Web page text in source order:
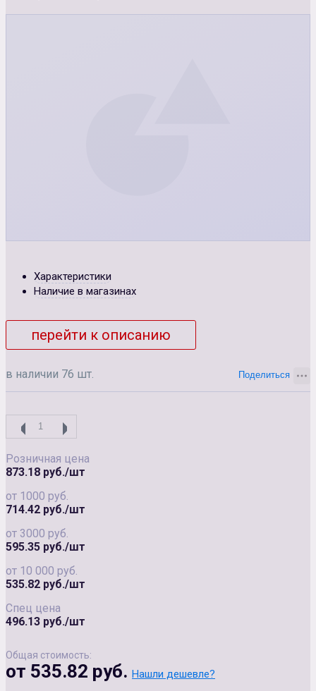
Характеристики
Наличие в магазинах
перейти к описанию
в наличии 76 шт.
Розничная цена
873.18 руб./шт
от 1000 руб.
714.42 руб./шт
от 3000 руб.
595.35 руб./шт
от 10 000 руб.
535.82 руб./шт
Спец цена
496.13 руб./шт
Общая стоимость:
от 535.82 руб. Нашли дешевле?